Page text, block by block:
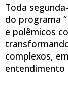
Toda
do programa
e polêmicos
complexos,
entendimento